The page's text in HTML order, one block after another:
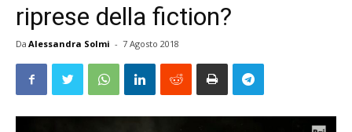
riprese della fiction?
Da Alessandra Solmi - 7 Agosto 2018